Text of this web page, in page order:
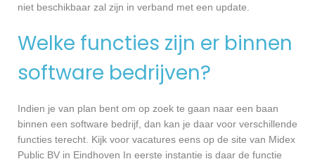
niet beschikbaar zal zijn in verband met een update.
Welke functies zijn er binnen
software bedrijven?
Indien je van plan bent om op zoek te gaan naar een baan
binnen een software bedrijf, dan kan je daar voor verschillende
functies terecht. Kijk voor vacatures eens op de site van Midex
Public BV in Eindhoven In eerste instantie is daar de functie